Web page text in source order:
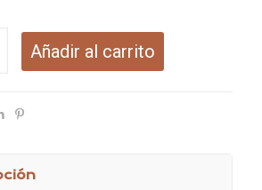
Añadir al carrito